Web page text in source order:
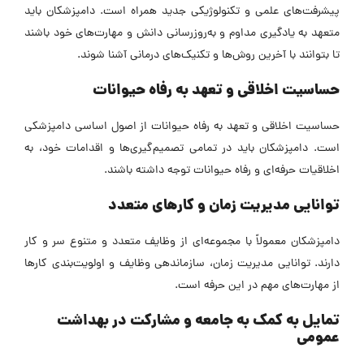
پیشرفت‌های علمی و تکنولوژیکی جدید همراه است. دامپزشکان باید
متعهد به یادگیری مداوم و به‌روزرسانی دانش و مهارت‌های خود باشند
تا بتوانند با آخرین روش‌ها و تکنیک‌های درمانی آشنا شوند.
حساسیت اخلاقی و تعهد به رفاه حیوانات
حساسیت اخلاقی و تعهد به رفاه حیوانات از اصول اساسی دامپزشکی
است. دامپزشکان باید در تمامی تصمیم‌گیری‌ها و اقدامات خود، به
اخلاقیات حرفه‌ای و رفاه حیوانات توجه داشته باشند.
توانایی مدیریت زمان و کارهای متعدد
دامپزشکان معمولاً با مجموعه‌ای از وظایف متعدد و متنوع سر و کار
دارند. توانایی مدیریت زمان، سازماندهی وظایف و اولویت‌بندی کارها
از مهارت‌های مهم در این حرفه است.
تمایل به کمک به جامعه و مشارکت در بهداشت
عمومی